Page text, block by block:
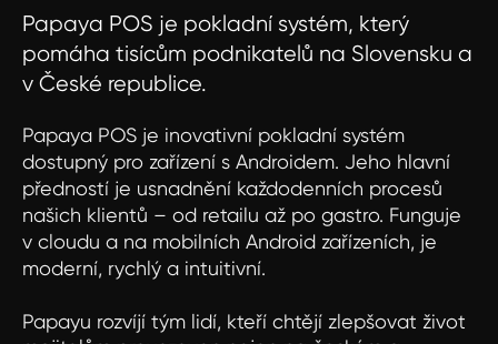
Papaya POS je pokladní systém, který
pomáha tisícům podnikatelů na Slovensku a
v České republice.
Papaya POS je inovativní pokladní systém
dostupný pro zařízení s Androidem. Jeho hlavní
předností je usnadnění každodenních procesů
našich klientů – od retailu až po gastro. Funguje
v cloudu a na mobilních Android zařízeních, je
moderní, rychlý a intuitivní.
Papayu rozvíjí tým lidí, kteří chtějí zlepšovat život